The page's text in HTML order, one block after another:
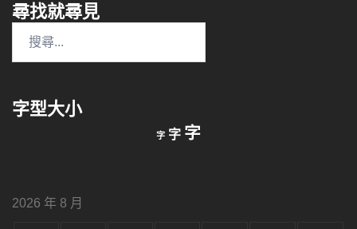
尋找就尋見
字:
字型大小
字 小
字重字放
2026 年 8 月